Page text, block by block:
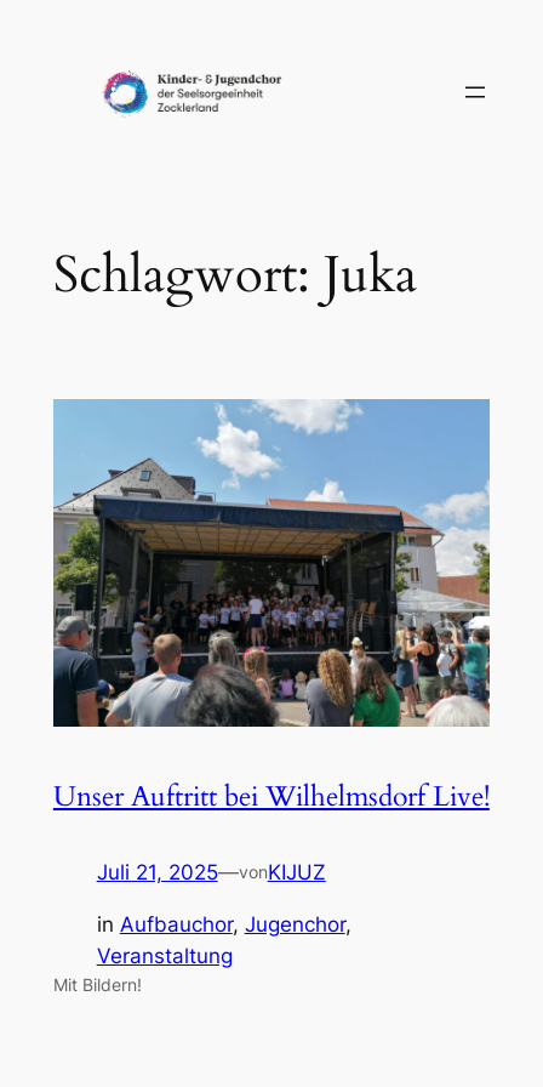
Schlagwort: Juka
Unser Auftritt bei Wilhelmsdorf Live!
Juli 21, 2025—vonKIJUZ
in Aufbauchor, Jugenchor
Veranstaltung
Mit Bildern!